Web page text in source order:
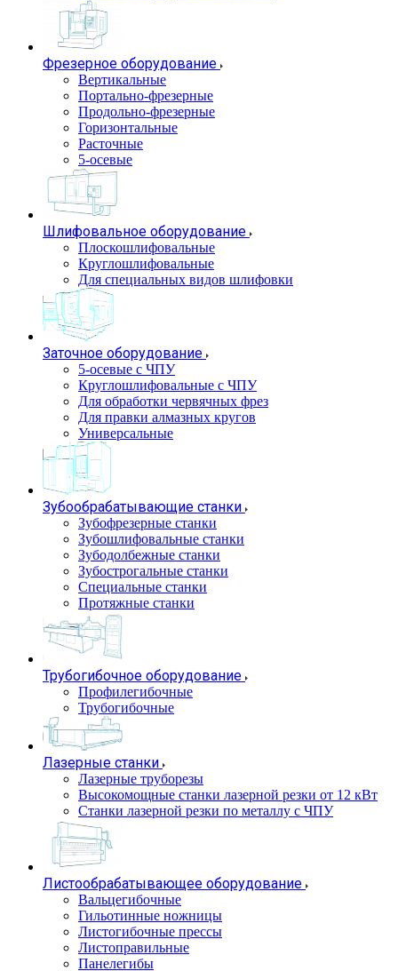
Фрезерное оборудование
Вертикальные
Портально-фрезерные
Продольно-фрезерные
Горизонтальные
Расточные
5-осевые
Шлифовальное оборудование
Плоскошлифовальные
Круглошлифовальные
Для специальных видов шлифовки
Заточное оборудование
5-осевые с ЧПУ
Круглошлифовальные с ЧПУ
Для обработки червячных фрез
Для правки алмазных кругов
Универсальные
Зубообрабатывающие станки
Зубофрезерные станки
Зубошлифовальные станки
Зубодолбежные станки
Зубострогальные станки
Специальные станки
Протяжные станки
Трубогибочное оборудование
Профилегибочные
Трубогибочные
Лазерные станки
Лазерные труборезы
Высокомощные станки лазерной резки от 12 кВт
Станки лазерной резки по металлу с ЧПУ
Листообрабатывающее оборудование
Вальцегибочные
Гильотинные ножницы
Листогибочные прессы
Листоправильные
Панелегибы